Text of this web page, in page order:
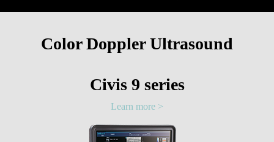
Color Doppler Ultrasound
Civis 9 series
Learn more >